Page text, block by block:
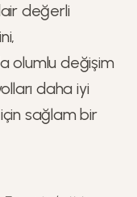
değerli
olumlu değişim
daha iyi
için sağlam bir